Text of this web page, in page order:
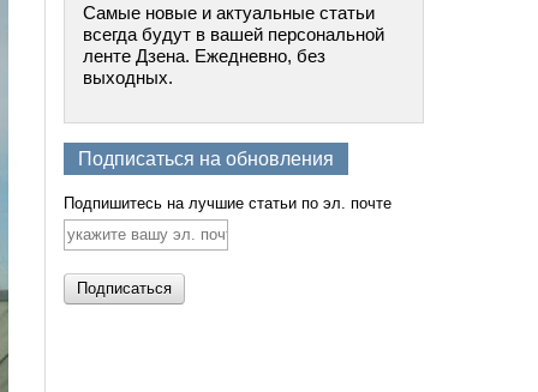
Самые новые и актуальные статьи
всегда будут в вашей персональной
ленте Дзена. Ежедневно, без
выходных.
Подписаться на обновления
Подпишитесь на лучшие статьи по эл. почте